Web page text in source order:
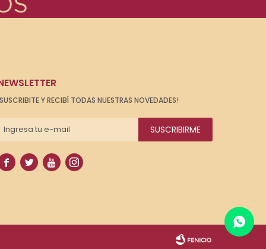
Y RECIBÍ TODAS NUESTRAS NOVEDADES!
SUSCRIBIRME
   